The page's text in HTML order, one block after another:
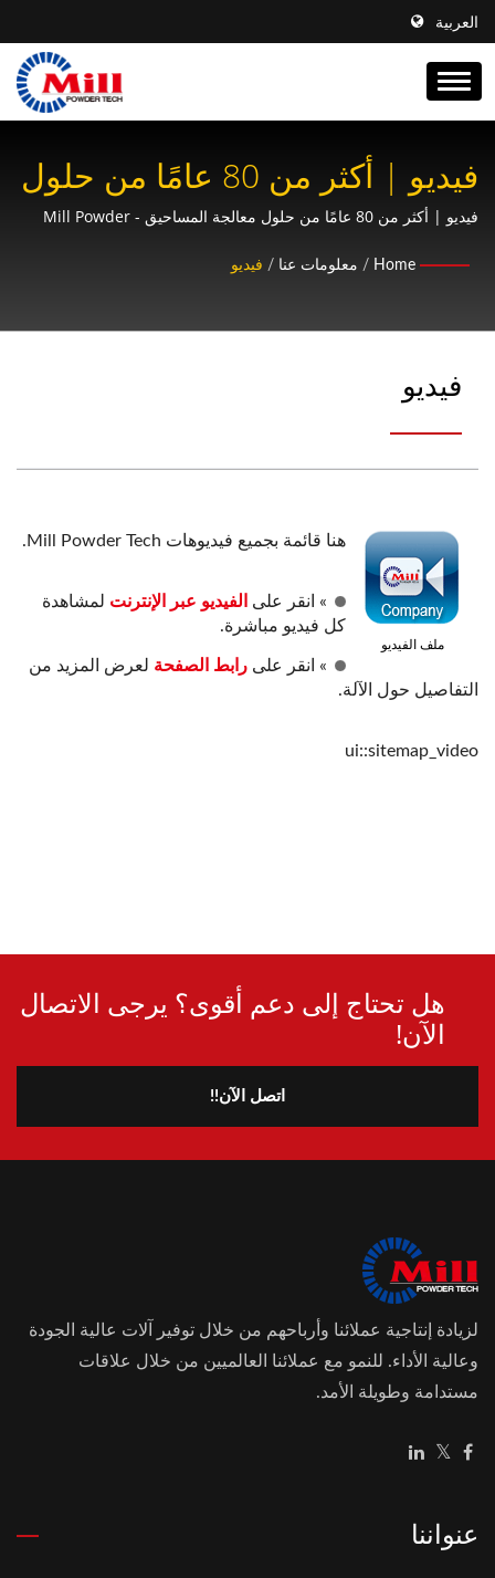
العربية
فيديو | أكثر من 80 عامًا من حلول
معالجة المساحيق - Mill Powder
Tech
فيديو | أكثر من 80 عامًا من حلول معالجة المساحيق - Mill Powder
Home
/ معلومات عنا / فيديو
فيديو
ملف الفيديو
هنا قائمة بجميع فيديوهات Mill Powder Tech.
» انقر على الفيديو عبر الإنترنت لمشاهدة
كل فيديو مباشرة.
» انقر على رابط الصفحة لعرض المزيد من
التفاصيل حول الآلة.
ui::sitemap_video
هل تحتاج إلى دعم أقوى؟ يرجى الاتصال
الآن!
اتصل الآن!!
لزيادة إنتاجية عملائنا وأرباحهم من خلال توفير آلات عالية الجودة
وعالية الأداء. للنمو مع عملائنا العالميين من خلال علاقات
مستدامة وطويلة الأمد.
عنواننا